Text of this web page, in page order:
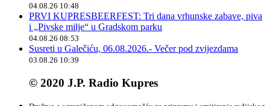
04.08.26 10:48
PRVI KUPRESBEERFEST: Tri dana vrhunske zabave, piva
i „Pivske milje“ u Gradskom parku
04.08.26 08:53
Susreti u Galečiću, 06.08.2026.- Večer pod zvijezdama
03.08.26 10:39
© 2020 J.P. Radio Kupres